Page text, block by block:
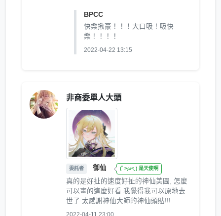
BPCC
快樂揪豪！！！大口吸！吸快
樂！！！！
2022-04-22 13:15
非商委單人大頭
委託者 御仙 (˚ ˃̣̣̥ω˂̣̣̥ ) 是天使啊
真的是好扯的速度好扯的神仙美圖, 怎麼
可以畫的這麼好看 我覺得我可以原地去
世了 太感謝神仙大師的神仙頭貼!!!
2022-04-11 23:00